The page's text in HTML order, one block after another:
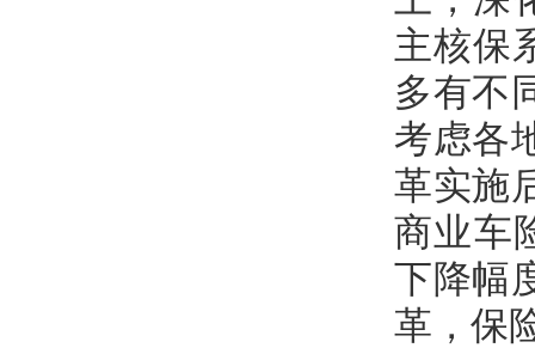
主核保
多有不
考虑各
革实施
商业车
下降幅
革，保